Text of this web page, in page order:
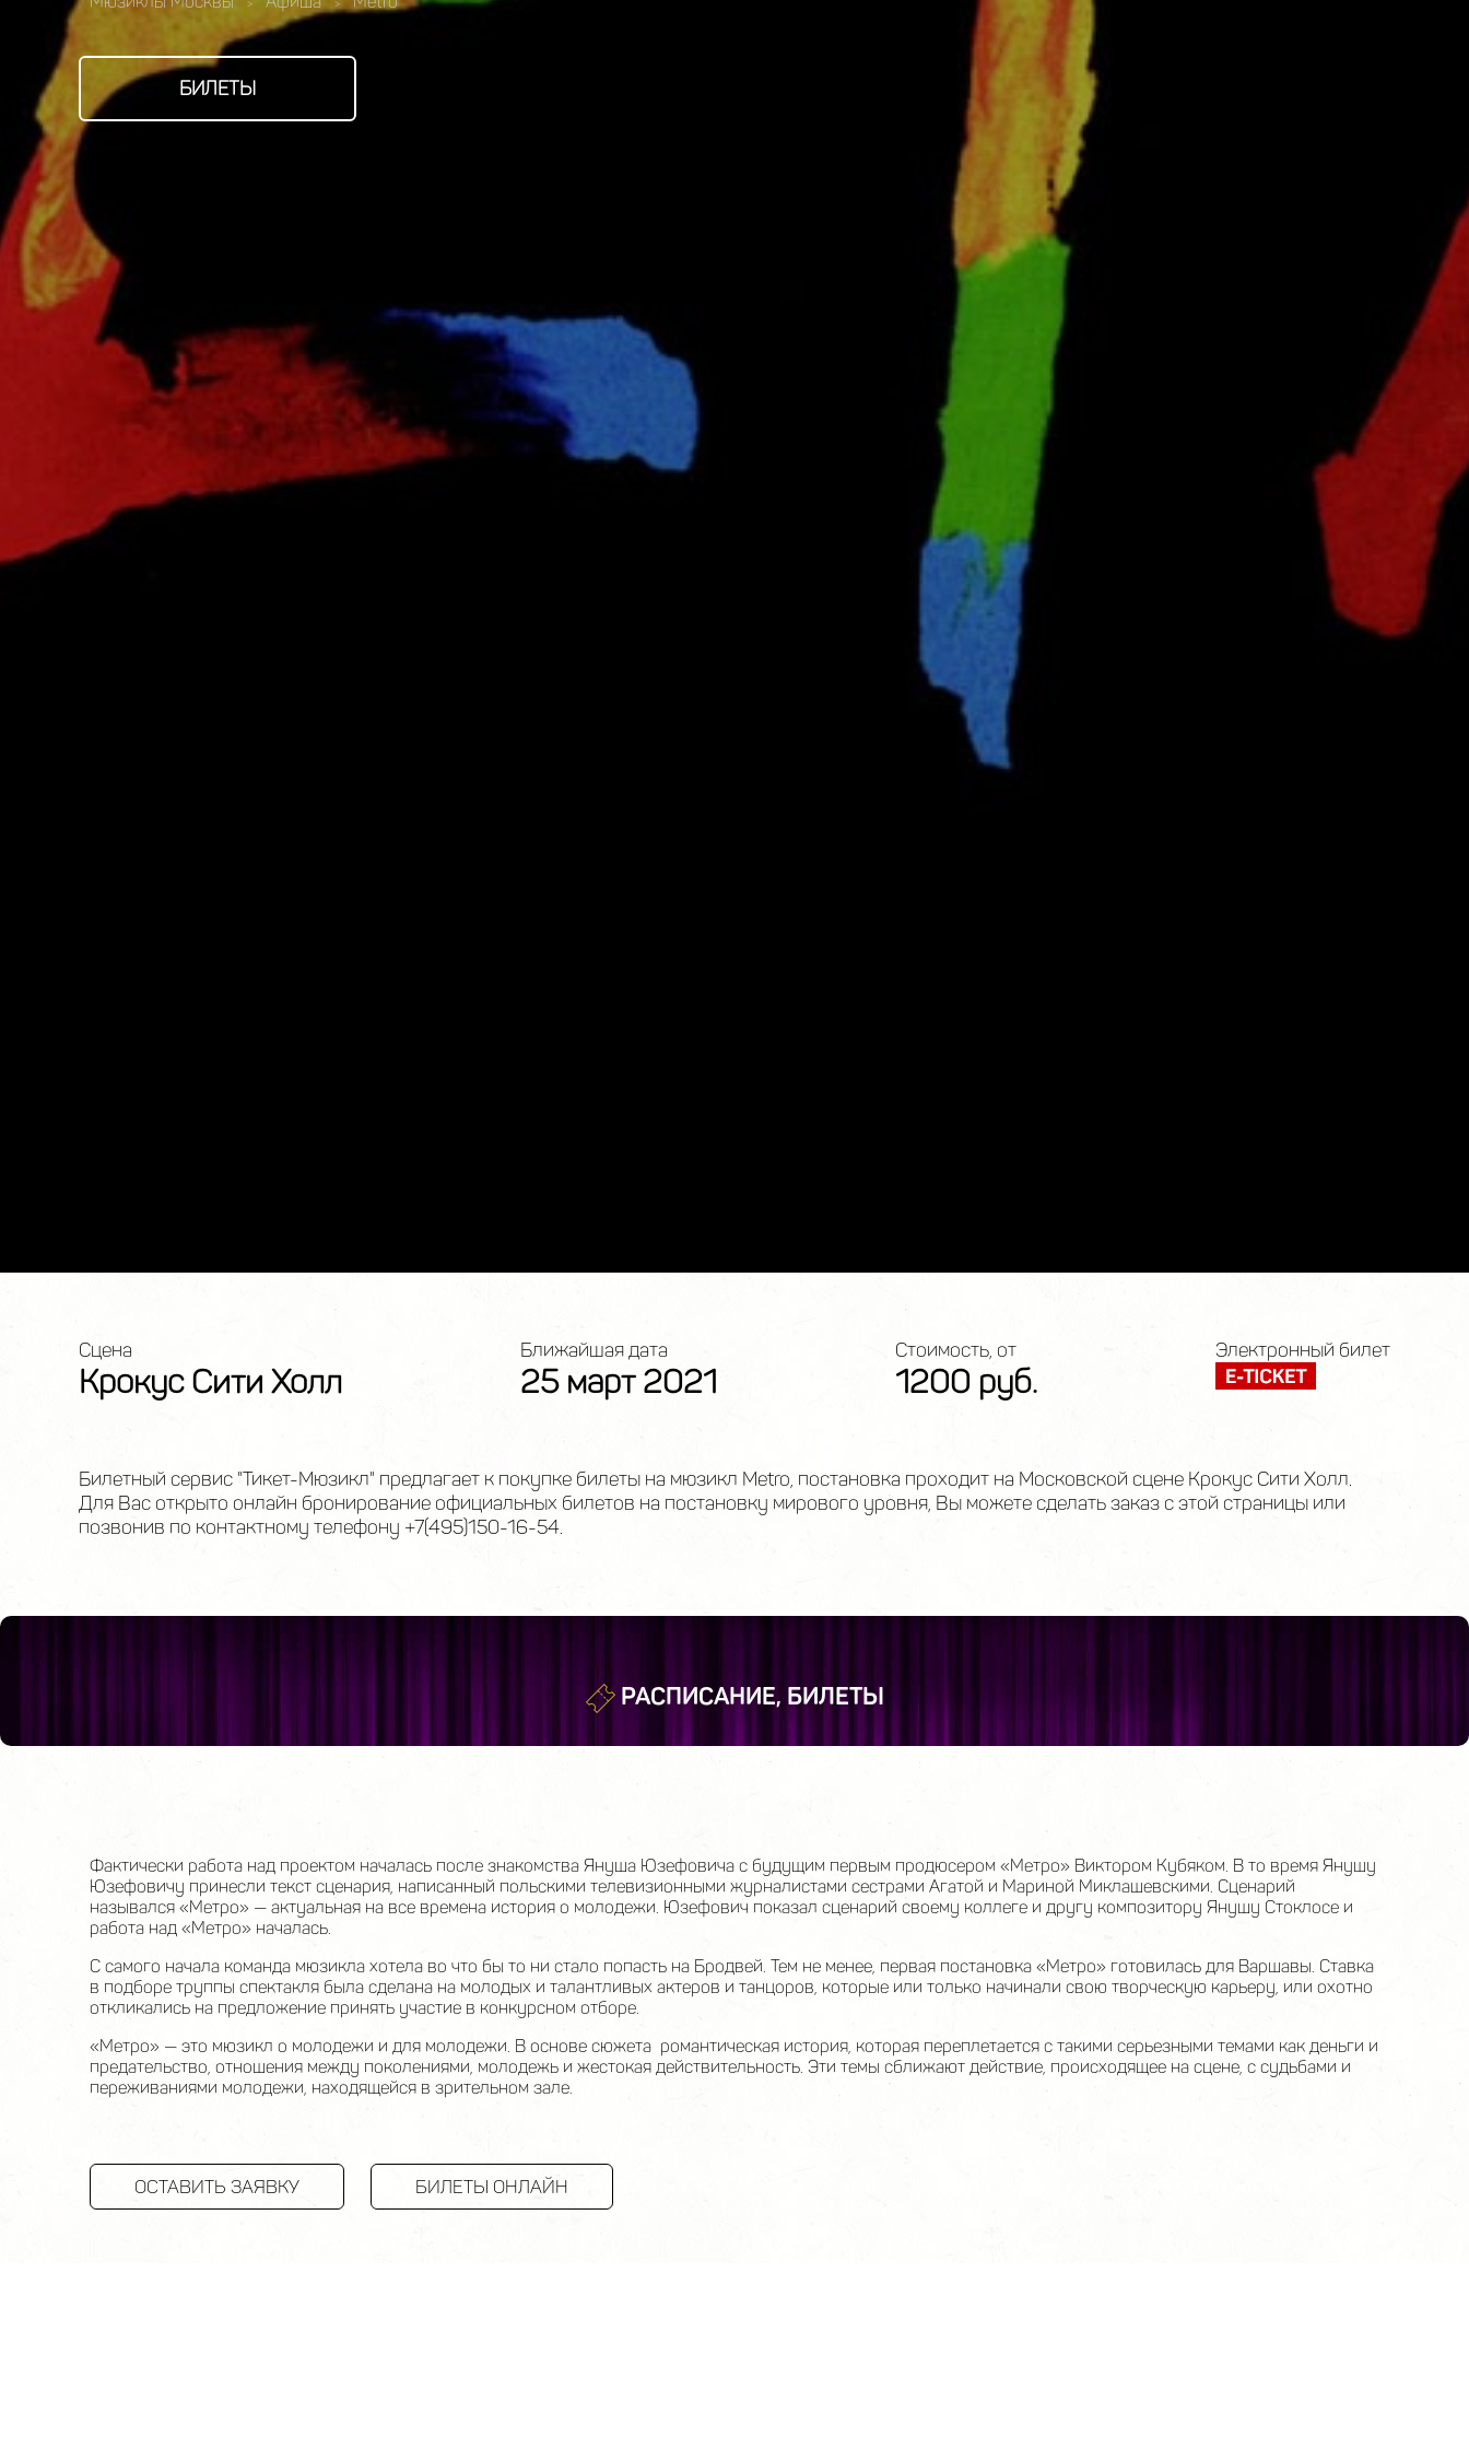
> >
БИЛЕТЫ
Сцена
Крокус Сити Холл
Ближайшая дата
25 март 2021
Стоимость, от
1200 руб.
Электронный билет
Билетный сервис "Тикет-Мюзикл" предлагает к покупке билеты на мюзикл Metro, постановка проходит на Московской сцене Крокус Сити Холл.
Для Вас открыто онлайн бронирование официальных билетов на постановку мирового уровня, Вы можете сделать заказ с этой страницы или
позвонив по контактному телефону +7(495)150-16-54.
РАСПИСАНИЕ, БИЛЕТЫ
Фактически работа над проектом началась после знакомства Януша Юзефовича с будущим первым продюсером «Метро» Виктором Кубяком. В то время Янушу
Юзефовичу принесли текст сценария, написанный польскими телевизионными журналистами сестрами Агатой и Мариной Миклашевскими. Сценарий
назывался «Метро» — актуальная на все времена история о молодежи. Юзефович показал сценарий своему коллеге и другу композитору Янушу Стоклосе и
работа над «Метро» началась.
С самого начала команда мюзикла хотела во что бы то ни стало попасть на Бродвей. Тем не менее, первая постановка «Метро» готовилась для Варшавы. Ставка
в подборе труппы спектакля была сделана на молодых и талантливых актеров и танцоров, которые или только начинали свою творческую карьеру, или охотно
откликались на предложение принять участие в конкурсном отборе.
«Метро» — это мюзикл о молодежи и для молодежи. В основе сюжета романтическая история, которая переплетается с такими серьезными темами как деньги и
предательство, отношения между поколениями, молодежь и жестокая действительность. Эти темы сближают действие, происходящее на сцене, с судьбами и
переживаниями молодежи, находящейся в зрительном зале.
ОСТАВИТЬ ЗАЯВКУ БИЛЕТЫ ОНЛАЙН